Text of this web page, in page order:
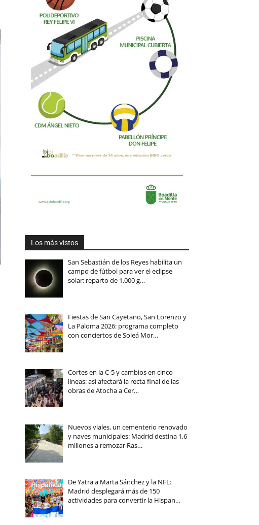
Los más vistos
San Sebastián de los Reyes habilita un
campo de fútbol para ver el eclipse
solar: reparto de 1.000 g…
Fiestas de San Cayetano, San Lorenzo y
La Paloma 2026: programa completo
con conciertos de Soleá Mor…
Cortes en la C-5 y cambios en cinco
líneas: así afectará la recta final de las
obras de Atocha a Cer…
Nuevos viales, un cementerio renovado
y naves municipales: Madrid destina 1,6
millones a remozar Ras…
De Yatra a Marta Sánchez y la NFL:
Madrid desplegará más de 150
actividades para convertir la Hispan…